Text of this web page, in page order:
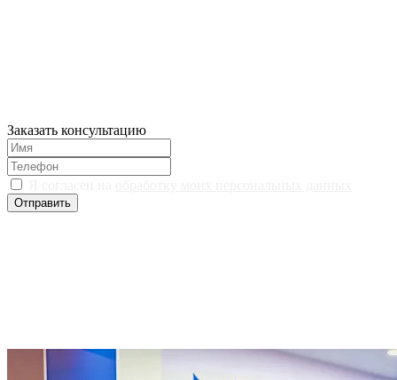
Заказать консультацию
Отправить